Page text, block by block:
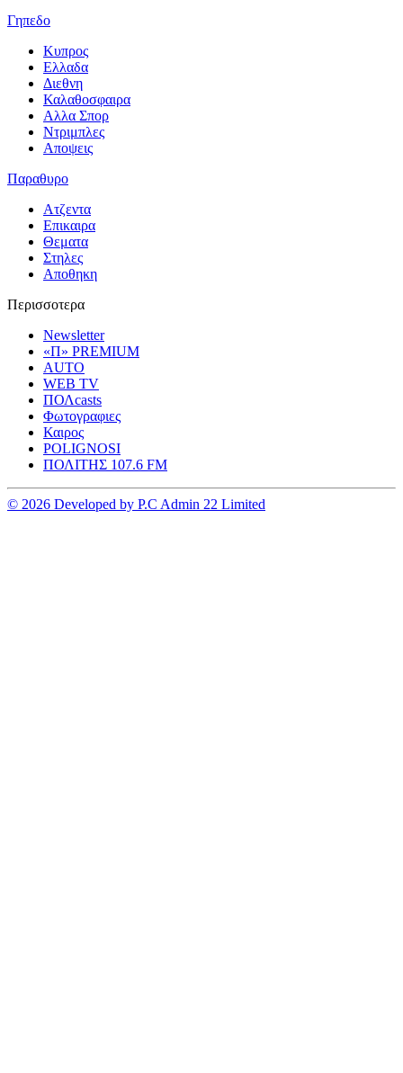
Γηπεδο
Κυπρος
Ελλαδα
Διεθνη
Καλαθοσφαιρα
Αλλα Σπορ
Ντριμπλες
Αποψεις
Παραθυρο
Ατζεντα
Επικαιρα
Θεματα
Στηλες
Αποθηκη
Περισσοτερα
Newsletter
«Π» PREMIUM
AUTO
WEB TV
ΠΟΛcasts
Φωτογραφιες
Καιρος
POLIGNOSI
ΠΟΛΙΤΗΣ 107.6 FM
© 2026 Developed by P.C Admin 22 Limited